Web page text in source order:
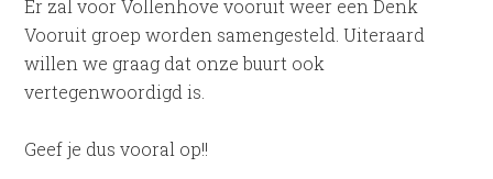
Er zal voor Vollenhove vooruit weer een Denk
Vooruit groep worden samengesteld. Uiteraard
willen we graag dat onze buurt ook
vertegenwoordigd is.
Geef je dus vooral op!!